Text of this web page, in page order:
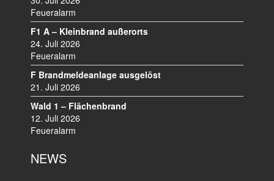
Feueralarm
F1 A – Kleinbrand außerorts
24. Juli 2026
Feueralarm
F Brandmeldeanlage ausgelöst
21. Juli 2026
Wald 1 – Flächenbrand
12. Juli 2026
Feueralarm
NEWS